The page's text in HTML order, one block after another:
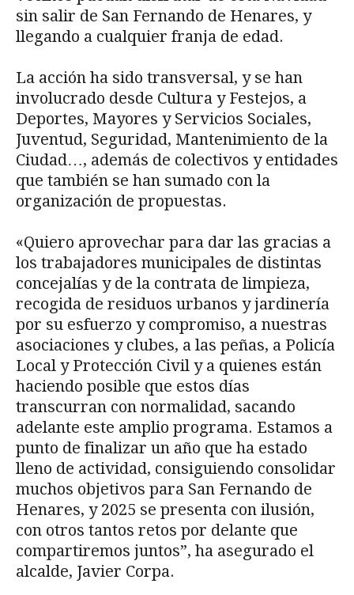
sin salir de San Fernando de Henares, y
llegando a cualquier franja de edad.
La acción ha sido transversal, y se han
involucrado desde Cultura y Festejos, a
Deportes, Mayores y Servicios Sociales,
Juventud, Seguridad, Mantenimiento de la
Ciudad…, además de colectivos y entidades
que también se han sumado con la
organización de propuestas.
«Quiero aprovechar para dar las gracias a
los trabajadores municipales de distintas
concejalías y de la contrata de limpieza,
recogida de residuos urbanos y jardinería
por su esfuerzo y compromiso, a nuestras
asociaciones y clubes, a las peñas, a Policía
Local y Protección Civil y a quienes están
haciendo posible que estos días
transcurran con normalidad, sacando
adelante este amplio programa. Estamos a
punto de finalizar un año que ha estado
lleno de actividad, consiguiendo consolidar
muchos objetivos para San Fernando de
Henares, y 2025 se presenta con ilusión,
con otros tantos retos por delante que
compartiremos juntos”, ha asegurado el
alcalde, Javier Corpa.